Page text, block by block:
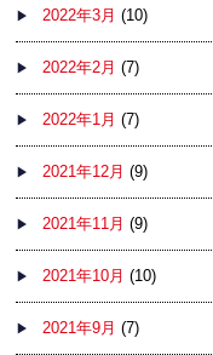
2022年3月 (10)
2022年2月 (7)
2022年1月 (7)
2021年12月 (9)
2021年11月 (9)
2021年10月 (10)
2021年9月 (7)